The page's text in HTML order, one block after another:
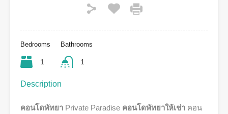
Bedrooms
1
Bathrooms
1
Description
คอนโดพัทยา Private Paradise คอนโดพัทยาให้เช่า คอน